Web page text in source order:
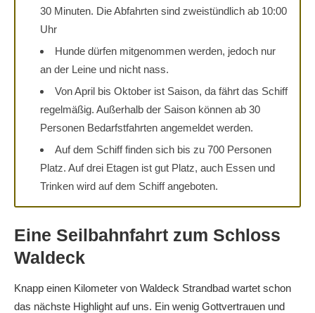
30 Minuten. Die Abfahrten sind zweistündlich ab 10:00
Uhr
Hunde dürfen mitgenommen werden, jedoch nur
an der Leine und nicht nass.
Von April bis Oktober ist Saison, da fährt das Schiff
regelmäßig. Außerhalb der Saison können ab 30
Personen Bedarfstfahrten angemeldet werden.
Auf dem Schiff finden sich bis zu 700 Personen
Platz. Auf drei Etagen ist gut Platz, auch Essen und
Trinken wird auf dem Schiff angeboten.
Eine Seilbahnfahrt zum Schloss
Waldeck
Knapp einen Kilometer von Waldeck Strandbad wartet schon
das nächste Highlight auf uns. Ein wenig Gottvertrauen und